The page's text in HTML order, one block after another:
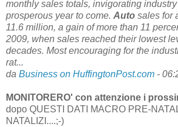
monthly sales totals, invigorating
prosperous year to come. Auto sales for
11.6 million, a gain of more than 11
2009, when sales reached their lowest
decades. Most encouraging for the
rat...
da Business on HuffingtonPost.com -
MONITORERO' con attenzione i
dopo QUESTI DATI MACRO PRE-
NATALIZI....;-)